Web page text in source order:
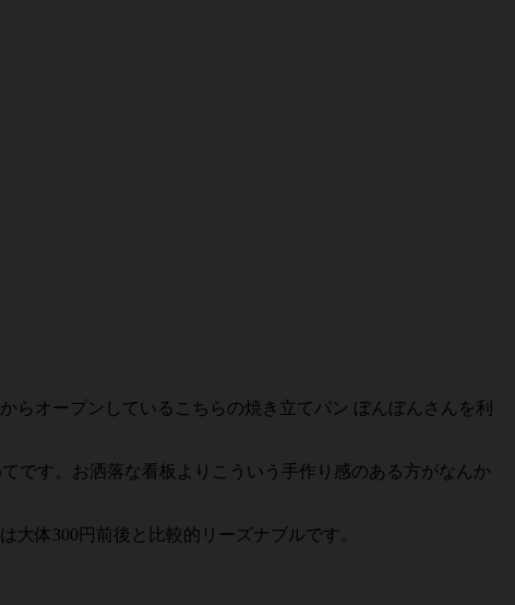
らオープンしているこちらの焼き立てパン ぼんぼんさんを利
です。お洒落な看板よりこういう手作り感のある方がなんか
体300円前後と比較的リーズナブルです。